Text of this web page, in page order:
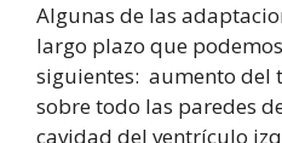
Algunas de las
largo plazo que
siguientes: aumento del
sobre todo las paredes
cavidad del ventrículo